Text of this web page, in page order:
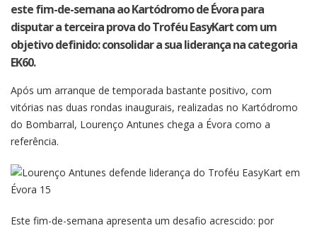
este fim-de-semana ao Kartódromo de Évora para
disputar a terceira prova do Troféu EasyKart com um
objetivo definido: consolidar a sua liderança na categoria
EK60.
Após um arranque de temporada bastante positivo, com
vitórias nas duas rondas inaugurais, realizadas no Kartódromo
do Bombarral, Lourenço Antunes chega a Évora como a
referência.
Este fim-de-semana apresenta um desafio acrescido: por